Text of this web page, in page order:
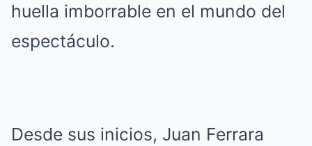
huella imborrable en el mundo del
espectáculo.
Desde sus inicios, Juan Ferrara